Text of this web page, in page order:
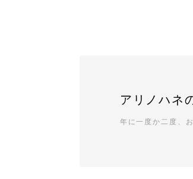
アリノハネ
年に一度か二度、